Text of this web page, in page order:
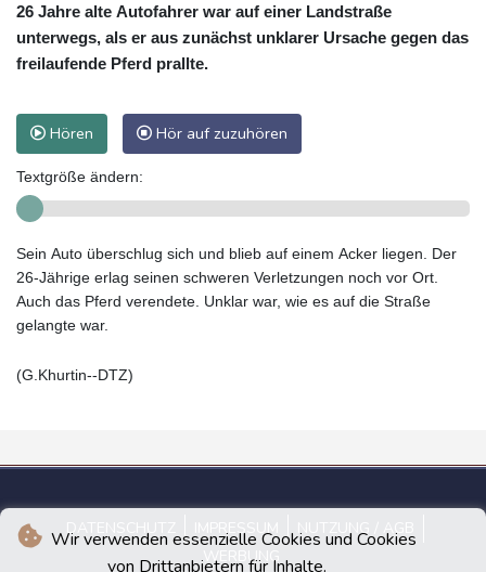
Wir verwenden essenzielle Cookies und Cookies
von Drittanbietern für Inhalte.
26 Jahre alte Autofahrer war auf einer Landstraße
unterwegs, als er aus zunächst unklarer Ursache gegen das
freilaufende Pferd prallte.
Hören Hör auf zuzuhören
Textgröße ändern:
Sein Auto überschlug sich und blieb auf einem Acker liegen. Der
26-Jährige erlag seinen schweren Verletzungen noch vor Ort.
Auch das Pferd verendete. Unklar war, wie es auf die Straße
gelangte war.
(G.Khurtin--DTZ)
DATENSCHUTZ IMPRESSUM
NUTZUNG / AGB
WERBUNG